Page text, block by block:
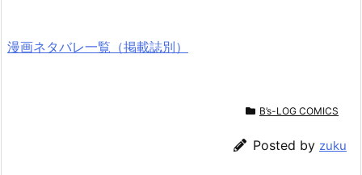
漫画ネタバレ一覧（掲載誌別）
B’s-LOG COMICS
Posted by zuku